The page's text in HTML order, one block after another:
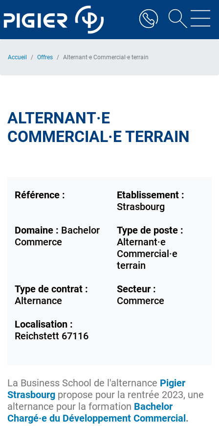
au
contenu
Accueil Offres Alternant·e Commercial·e terrain
ALTERNANT·E
COMMERCIAL·E TERRAIN
Référence :
Etablissement :
Strasbourg
Domaine : Bachelor
Commerce
Type de poste :
Alternant·e
Commercial·e
terrain
Type de contrat :
Alternance
Secteur :
Commerce
Localisation :
Reichstett 67116
La Business School de l'alternance Pigier
Strasbourg propose pour la rentrée 2023, une
alternance pour la formation Bachelor
Chargé·e du Développement Commercial.